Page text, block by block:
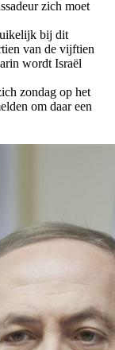
zich moet
bij dit
van de vijftien
wordt Israël
zondag op het
om daar een